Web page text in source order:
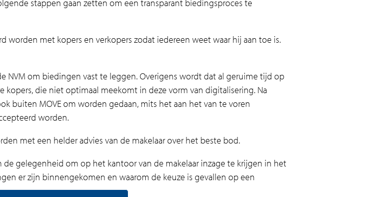
stappen gaan zetten om een transparant biedingsproces te
met kopers en verkopers zodat iedereen weet waar hij aan toe is.
NVM om biedingen vast te leggen. Overigens wordt dat al geruime tijd op
kopers, die niet optimaal meekomt in deze vorm van digitalisering. Na
buiten MOVE om worden gedaan, mits het aan het van te voren
worden.
met een helder advies van de makelaar over het beste bod.
gelegenheid om op het kantoor van de makelaar inzage te krijgen in het
er zijn binnengekomen en waarom de keuze is gevallen op een